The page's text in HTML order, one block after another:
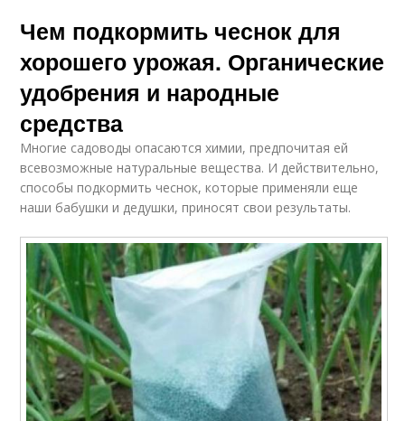
Чем подкормить чеснок для
хорошего урожая. Органические
удобрения и народные
средства
Многие садоводы опасаются химии, предпочитая ей
всевозможные натуральные вещества. И действительно,
способы подкормить чеснок, которые применяли еще
наши бабушки и дедушки, приносят свои результаты.